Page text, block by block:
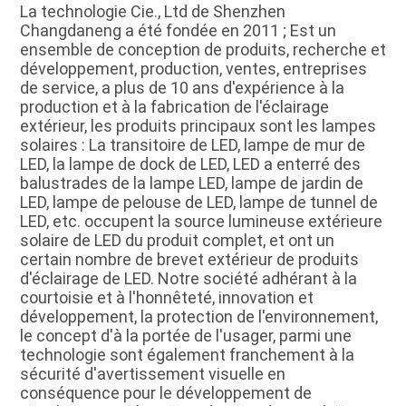
La technologie Cie., Ltd de Shenzhen
Changdaneng a été fondée en 2011 ; Est un
ensemble de conception de produits, recherche et
développement, production, ventes, entreprises
de service, a plus de 10 ans d'expérience à la
production et à la fabrication de l'éclairage
extérieur, les produits principaux sont les lampes
solaires : La transitoire de LED, lampe de mur de
LED, la lampe de dock de LED, LED a enterré des
balustrades de la lampe LED, lampe de jardin de
LED, lampe de pelouse de LED, lampe de tunnel de
LED, etc. occupent la source lumineuse extérieure
solaire de LED du produit complet, et ont un
certain nombre de brevet extérieur de produits
d'éclairage de LED. Notre société adhérant à la
courtoisie et à l'honnêteté, innovation et
développement, la protection de l'environnement,
le concept d'à la portée de l'usager, parmi une
technologie sont également franchement à la
sécurité d'avertissement visuelle en
conséquence pour le développement de